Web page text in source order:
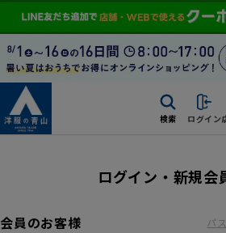
検索 ログイン
ログイン・新規会
会員のお客様 パ